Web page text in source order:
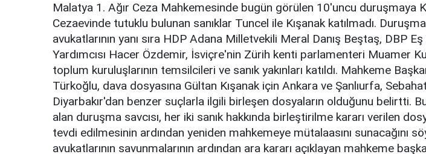
Malatya 1. Ağır Ceza Mahkemesinde bugün görülen 10'uncu duruşmaya
Cezaevinde tutuklu bulunan sanıklar Tuncel ile Kışanak katılmadı.
avukatlarının yanı sıra HDP Adana Milletvekili Meral Danış Beştaş, DBP
Yardımcısı Hacer Özdemir, İsviçre'nin Zürih kenti parlamenteri Muamer
toplum kuruluşlarının temsilcileri ve sanık yakınları katıldı. Mahkeme
Türkoğlu, dava dosyasına Gültan Kışanak için Ankara ve Şanlıurfa,
Diyarbakır'dan benzer suçlarla ilgili birleşen dosyaların olduğunu belirtti.
alan duruşma savcısı, her iki sanık hakkında birleştirilme kararı verilen
tevdi edilmesinin ardından yeniden mahkemeye mütalaasını sunacağını
avukatlarının savunmalarının ardından ara kararı açıklayan mahkeme